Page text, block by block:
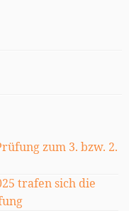
zum 3. bzw. 2.
trafen sich die